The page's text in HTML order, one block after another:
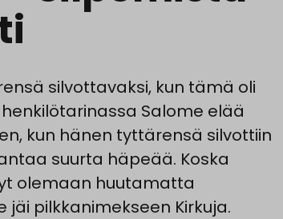
silvottavaksi, kun tämä oli
Salome elää
kun hänen tyttärensä silvottiin
suurta häpeää. Koska
olemaan huutamatta
pilkkanimekseen Kirkuja.